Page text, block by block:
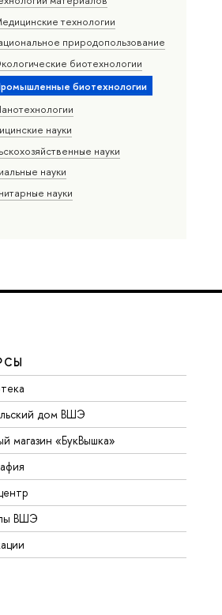
технологии
природопользование
биотехнологии
биотехнологии
науки
науки
науки
науки
дом ВШЭ
магазин «БукВышка»
ВШЭ